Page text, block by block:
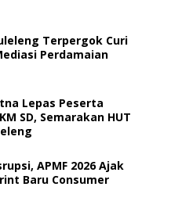
Terpergok Curi
Perdamaian
Lepas Peserta
SD, Semarakan HUT
APMF 2026 Ajak
Baru Consumer